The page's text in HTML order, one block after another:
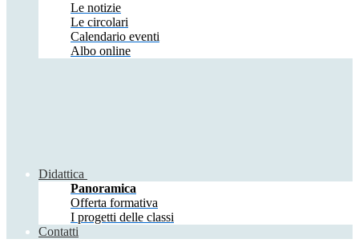
Le notizie
Le circolari
Calendario eventi
Albo online
Didattica
Panoramica
Offerta formativa
I progetti delle classi
Contatti